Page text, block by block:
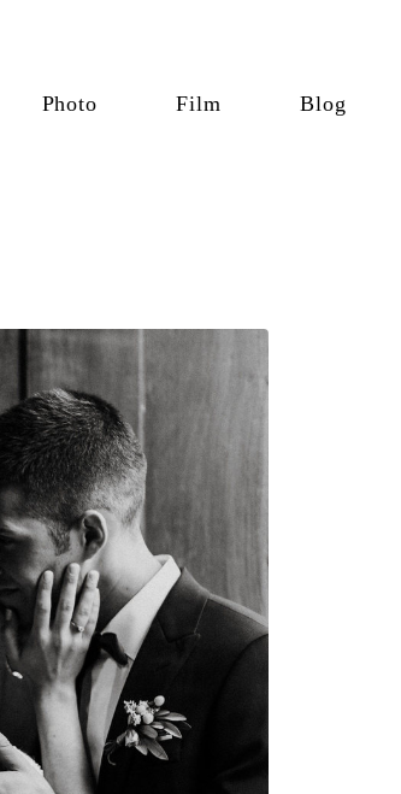
Photo Film Blog